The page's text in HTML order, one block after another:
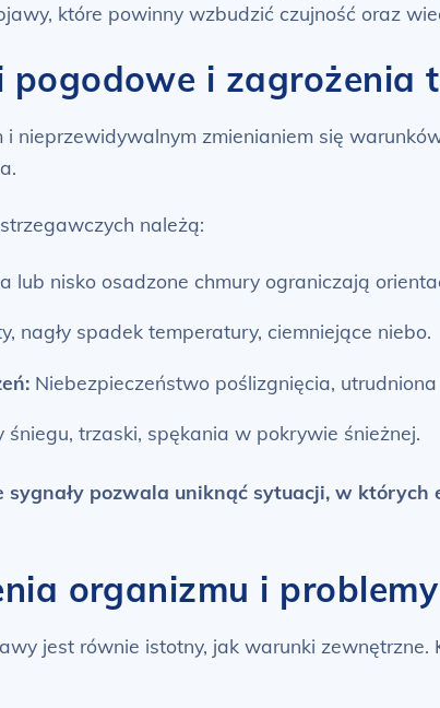
które powinny wzbudzić czujność oraz
pogodowe i zagrożenia
i nieprzewidywalnym zmienianiem się
należą:
lub nisko osadzone chmury ograniczają
nagły spadek temperatury, ciemniejące niebo.
Niebezpieczeństwo poślizgnięcia,
śniegu, trzaski, spękania w pokrywie śnieżnej.
pozwala uniknąć sytuacji, w
organizmu i
jest równie istotny, jak warunki